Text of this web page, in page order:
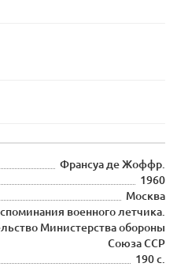
Франсуа де Жоффр.
1960
Москва
военного летчика.
Министерства обороны
Союза ССР
190 с.